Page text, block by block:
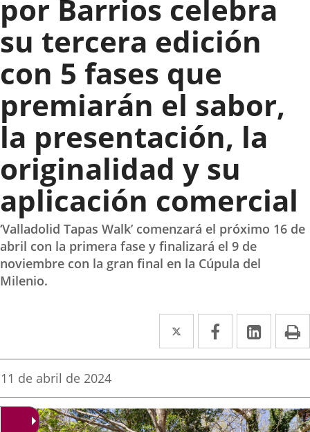
por Barrios celebra
su tercera edición
con 5 fases que
premiarán el sabor,
la presentación, la
originalidad y su
aplicación comercial
‘Valladolid Tapas Walk’ comenzará el próximo 16 de
abril con la primera fase y finalizará el 9 de
noviembre con la gran final en la Cúpula del
Milenio.
Twitter
Enlace
a
aplicación
externa.
Facebook
Enlace
a
aplicación
externa.
Enlace
a
Fecha
la
noticia
11 de abril de 2024